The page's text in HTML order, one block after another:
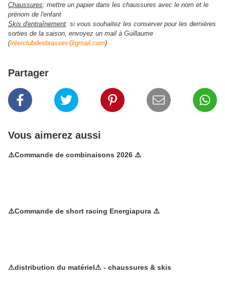
Chaussures: mettre un papier dans les chaussures avec le nom et le
prénom de l'enfant
Skis d'entraînement: si vous souhaitez les conserver pour les dernières
sorties de la saison, envoyez un mail à Guillaume
(interclubdesbrasses@gmail.com)
Partager
Vous aimerez aussi
⚠️Commande de combinaisons 2026 ⚠️
⚠️Commande de short racing Energiapura ⚠️
⚠distribution du matériel⚠ - chaussures & skis